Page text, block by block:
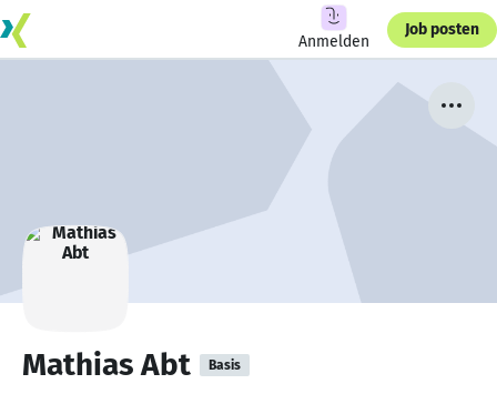
Anmelden
Job posten
Mathias Abt Basis